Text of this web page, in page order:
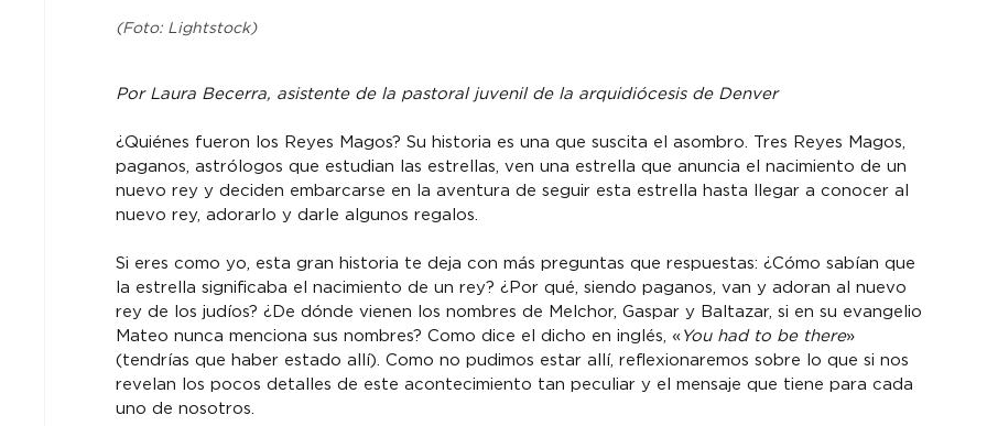
(Foto: Lightstock)
Por Laura Becerra, asistente de la pastoral juvenil de la arquidiócesis de Denver
¿Quiénes fueron los Reyes Magos? Su historia es una que suscita el asombro. Tres Reyes Magos,
paganos, astrólogos que estudian las estrellas, ven una estrella que anuncia el nacimiento de un
nuevo rey y deciden embarcarse en la aventura de seguir esta estrella hasta llegar a conocer al
nuevo rey, adorarlo y darle algunos regalos.
Si eres como yo, esta gran historia te deja con más preguntas que respuestas: ¿Cómo sabían que
la estrella significaba el nacimiento de un rey? ¿Por qué, siendo paganos, van y adoran al nuevo
rey de los judíos? ¿De dónde vienen los nombres de Melchor, Gaspar y Baltazar, si en su evangelio
Mateo nunca menciona sus nombres? Como dice el dicho en inglés, «You had to be there»
(tendrías que haber estado allí). Como no pudimos estar allí, reflexionaremos sobre lo que si nos
revelan los pocos detalles de este acontecimiento tan peculiar y el mensaje que tiene para cada
uno de nosotros.